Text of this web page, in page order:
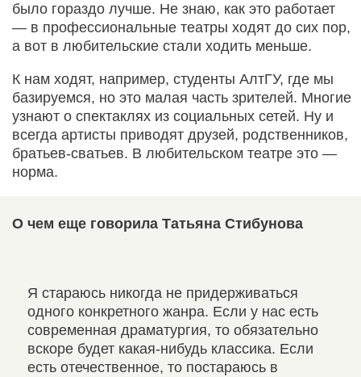
было гораздо лучше. Не знаю, как это работает
— в профессиональные театры ходят до сих пор,
а вот в любительские стали ходить меньше.
К нам ходят, например, студенты АлтГУ, где мы
базируемся, но это малая часть зрителей. Многие
узнают о спектаклях из социальных сетей. Ну и
всегда артисты приводят друзей, родственников,
братьев-сватьев. В любительском театре это —
норма.
О чем еще говорила Татьяна Стибунова
Я стараюсь никогда не придерживаться
одного конкретного жанра. Если у нас есть
современная драматургия, то обязательно
вскоре будет какая-нибудь классика. Если
есть отечественное, то постараюсь в